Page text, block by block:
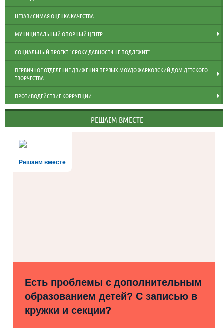
НЕЗАВИСИМАЯ ОЦЕНКА КАЧЕСТВА
МУНИЦИПАЛЬНЫЙ ОПОРНЫЙ ЦЕНТР
СОЦИАЛЬНЫЙ ПРОЕКТ "СРОКУ ДАВНОСТИ НЕ ПОДЛЕЖИТ"
ПЕРВИЧНОЕ ОТДЕЛЕНИЕ ДВИЖЕНИЯ ПЕРВЫХ МОУДО ЖАРКОВСКИЙ ДОМ ДЕТСКОГО
ТВОРЧЕСТВА
ПРОТИВОДЕЙСТВИЕ КОРРУПЦИИ
РЕШАЕМ ВМЕСТЕ
Решаем вместе
Есть проблемы с дополнительным
образованием детей? С записью в
кружки и секции?